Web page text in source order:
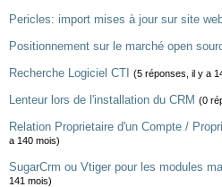
Pericles: import mises à jour sur site
Positionnement sur le marché open
Recherche Logiciel CTI (5 réponses, il y a
Lenteur lors de l'installation du CRM (0
Relation Proprietaire d'un Compte /
a 140 mois)
SugarCrm ou Vtiger pour les modules
141 mois)